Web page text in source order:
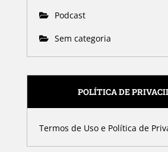
Podcast
Sem categoria
POLÍTICA DE
Termos de Uso e Política de